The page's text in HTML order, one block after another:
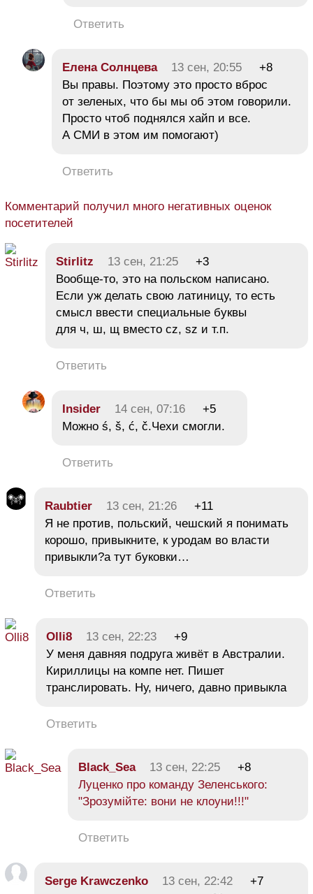
Ответить
Елена Солнцева 13 сен, 20:55
+8
Вы правы. Поэтому это просто вброс
от зеленых, что бы мы об этом говорили.
Просто чтоб поднялся хайп и все.
А СМИ в этом им помогают)
Ответить
Комментарий получил много негативных оценок
посетителей
Stirlitz 13 сен, 21:25
+3
Вообще-то, это на польском написано.
Если уж делать свою латиницу, то есть
смысл ввести специальные буквы
для ч, ш, щ вместо cz, sz и т.п.
Ответить
Insider 14 сен, 07:16
+5
Можно ś, š, ć, č.Чехи смогли.
Ответить
Raubtier 13 сен, 21:26
+11
Я не против, польский, чешский я понимать
корошо, привыкните, к уродам во власти
привыкли?а тут буковки…
Ответить
Olli8 13 сен, 22:23
+9
У меня давняя подруга живёт в Австралии.
Кириллицы на компе нет. Пишет
транслировать. Ну, ничего, давно привыкла
Ответить
Black_Sea 13 сен, 22:25
+8
Луценко про команду Зеленського:
"Зрозумійте: вони не клоуни!!!"
Ответить
Serge Krawczenko 13 сен, 22:42
+7